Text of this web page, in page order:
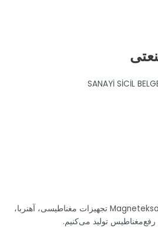
ما به‌عنوان شرکت Magneteksan UK LTD تجهیزات مغناطیسی، آهنربا،
تولید می‌کنیم.